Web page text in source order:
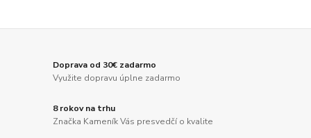
Doprava od 30€ zadarmo
Využite dopravu úplne zadarmo
8 rokov na trhu
Značka Kameník Vás presvedčí o kvalite